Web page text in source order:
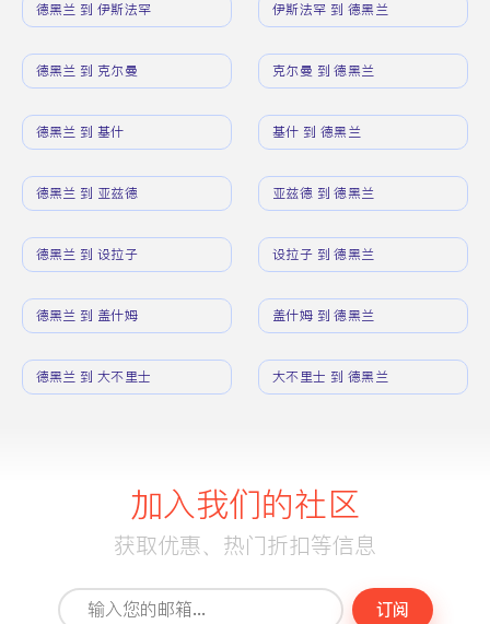
德黑兰 到 伊斯法罕 伊斯法罕 到 德黑兰
德黑兰 到 克尔曼 克尔曼 到 德黑兰
德黑兰 到 基什 基什 到 德黑兰
德黑兰 到 亚兹德 亚兹德 到 德黑兰
德黑兰 到 设拉子 设拉子 到 德黑兰
德黑兰 到 盖什姆 盖什姆 到 德黑兰
德黑兰 到 大不里士 大不里士 到 德黑兰
加入我们的社区
获取优惠、热门折扣等信息
订阅